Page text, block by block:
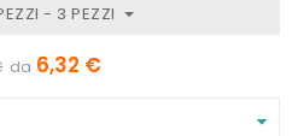
- 3 PEZZI
da 6,32 €